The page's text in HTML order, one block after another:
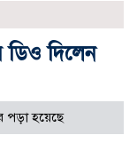
ডিও দিলেন
পড়া হয়েছে